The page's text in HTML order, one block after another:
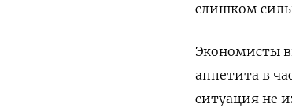
слишком
Экономисты
аппетита в
ситуация не